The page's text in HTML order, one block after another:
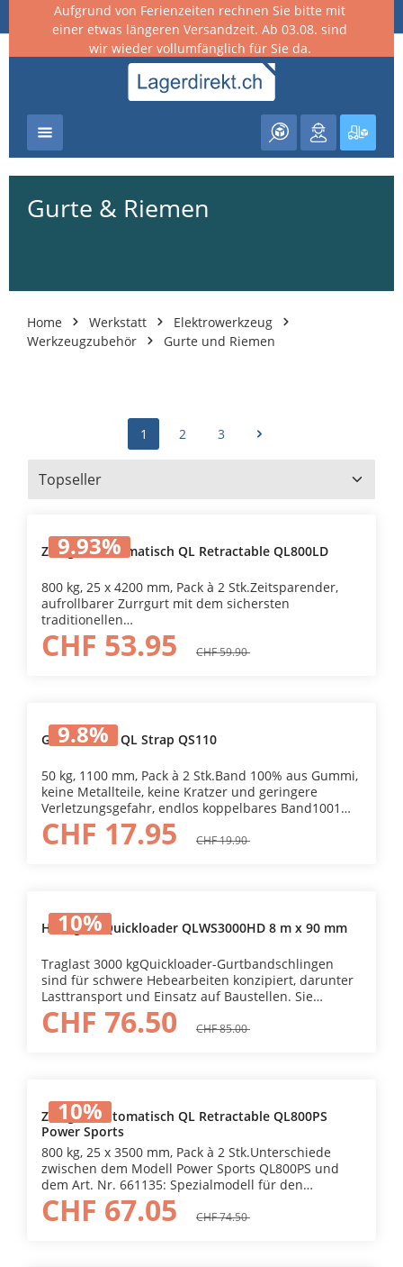
springen
Aufgrund von Ferienzeiten rechnen Sie bitte mit
einer etwas längeren Versandzeit. Ab 03.08. sind
wir wieder vollumfänglich für Sie da.
Gurte & Riemen
Home Werkstatt
Elektrowerkzeug
Werkzeugzubehör
Gurte und Riemen
1 2 3
9.93%
Zurrgurt automatisch QL Retractable QL800LD
800 kg, 25 x 4200 mm, Pack à 2 Stk.Zeitsparender,
aufrollbarer Zurrgurt mit dem sichersten
traditionellen
VerriegelungsmechanismusÖffnungsflügel (hilft in
Problemsituationen und erleichtert die
lose Gurtband muss nicht verknotet
werden)Umweltfreundliche, farbcodierte
CHF 53.95 CHF 59.90
9.8%
Gummiband QL Strap QS110
50 kg, 1100 mm, Pack à 2 Stk.Band 100% aus Gummi,
keine Metallteile, keine Kratzer und geringere
Verletzungsgefahr, endlos koppelbares Band1001
Anwendungen: Außensicherung von der
Wäscheleine bis zur HundeleineMit einem Band
CHF 17.95 CHF 19.90
10%
Hebegurt Quickloader QLWS3000HD 8 m x 90 mm
Traglast 3000 kgQuickloader-Gurtbandschlingen
sind für schwere Hebearbeiten konzipiert, darunter
Lasttransport und Einsatz auf Baustellen. Sie
bestehen aus strapazierfähigem Fortiweave-
Flachgewebe und bieten langlebige Leistung und
CHF 76.50 CHF 85.00
10%
Zurrgurt automatisch QL Retractable QL800PS
Power Sports
800 kg, 25 x 3500 mm, Pack à 2 Stk.Unterschiede
zwischen dem Modell Power Sports QL800PS und
dem Art. Nr. 661135: Spezialmodell für den
Transport von Motorrädern etc. Schwarzer GurtS-
Haken mit SicherheitsclipKurzes Heck (hält die
CHF 67.05 CHF 74.50